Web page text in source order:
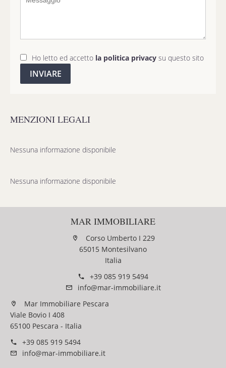
Ho letto ed accetto la politica privacy su questo sito
INVIARE
MENZIONI LEGALI
Nessuna informazione disponibile
Nessuna informazione disponibile
MAR IMMOBILIARE
Corso Umberto I 229
65015 Montesilvano
Italia
+39 085 919 5494
info@mar-immobiliare.it
Mar Immobiliare Pescara
Viale Bovio I 408
65100 Pescara - Italia
+39 085 919 5494
info@mar-immobiliare.it